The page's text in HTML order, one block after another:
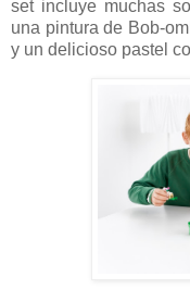
set incluye muchas
una pintura de Bob-
y un delicioso pastel